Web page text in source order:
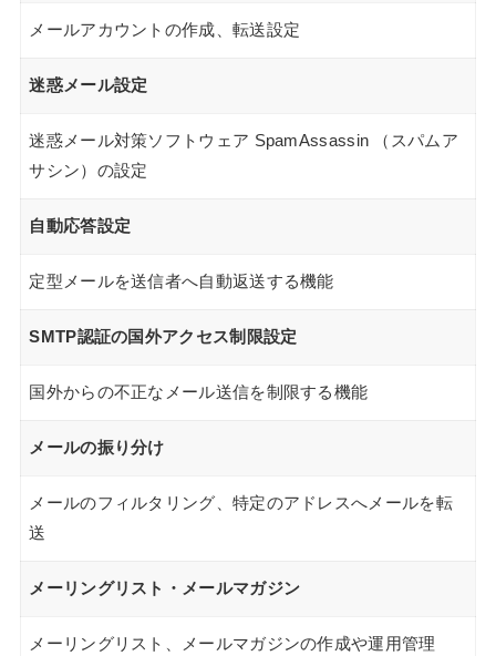
メールアカウントの作成、転送設定
迷惑メール設定
迷惑メール対策ソフトウェア SpamAssassin （スパムア
サシン）の設定
自動応答設定
定型メールを送信者へ自動返送する機能
SMTP認証の国外アクセス制限設定
国外からの不正なメール送信を制限する機能
メールの振り分け
メールのフィルタリング、特定のアドレスへメールを転
送
メーリングリスト・メールマガジン
メーリングリスト、メールマガジンの作成や運用管理